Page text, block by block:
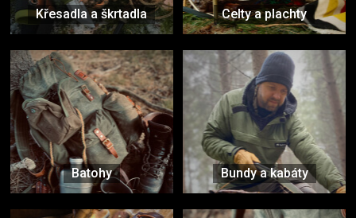
Křesadla a škrtadla Celty a plachty
Batohy Bundy a kabáty